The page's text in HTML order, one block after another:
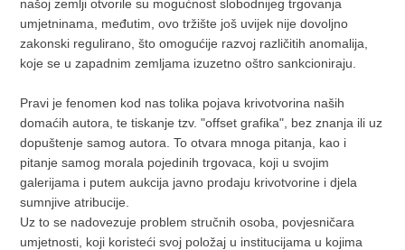
našoj zemlji otvorile su mogućnost slobodnijeg trgovanja
umjetninama, međutim, ovo tržište još uvijek nije dovoljno
zakonski regulirano, što omogućije razvoj različitih anomalija,
koje se u zapadnim zemljama izuzetno oštro sankcioniraju.
Pravi je fenomen kod nas tolika pojava krivotvorina naših
domaćih autora, te tiskanje tzv. "offset grafika", bez znanja ili uz
dopuštenje samog autora. To otvara mnoga pitanja, kao i
pitanje samog morala pojedinih trgovaca, koji u svojim
galerijama i putem aukcija javno prodaju krivotvorine i djela
sumnjive atribucije.
Uz to se nadovezuje problem stručnih osoba, povjesničara
umjetnosti, koji koristeći svoj položaj u institucijama u kojima